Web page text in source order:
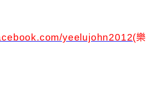
yeelujohn2012(樂